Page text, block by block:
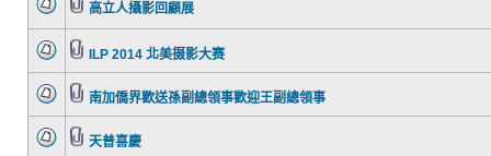
高立人攝影回顧展
ILP 2014 北美摄影大赛
南加僑界歡送孫副總領事歡迎王副總領事
天普喜慶